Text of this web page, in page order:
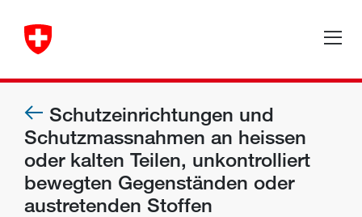
Schutzeinrichtungen und
Schutzmassnahmen an heissen
oder kalten Teilen, unkontrolliert
bewegten Gegenständen oder
austretenden Stoffen